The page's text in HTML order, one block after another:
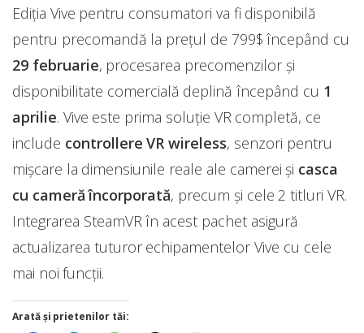
Ediţia Vive pentru consumatori va fi disponibilă
pentru precomandă la prețul de 799$ începând cu
29 februarie, procesarea precomenzilor şi
disponibilitate comercială deplină începând cu 1
aprilie. Vive este prima soluţie VR completă, ce
include controllere VR wireless, senzori pentru
mișcare la dimensiunile reale ale camerei şi casca
cu cameră încorporată, precum şi cele 2 titluri VR.
Integrarea SteamVR în acest pachet asigură
actualizarea tuturor echipamentelor Vive cu cele
mai noi funcţii.
Arată și prietenilor tăi: